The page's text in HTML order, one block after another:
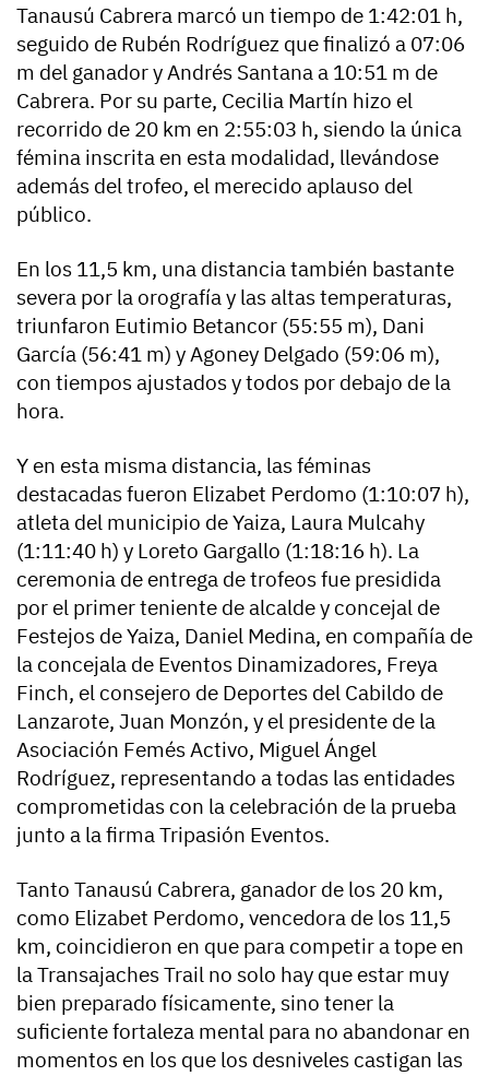
Tanausú Cabrera marcó un tiempo de 1:42:01 h,
seguido de Rubén Rodríguez que finalizó a 07:06
m del ganador y Andrés Santana a 10:51 m de
Cabrera. Por su parte, Cecilia Martín hizo el
recorrido de 20 km en 2:55:03 h, siendo la única
fémina inscrita en esta modalidad, llevándose
además del trofeo, el merecido aplauso del
público.
En los 11,5 km, una distancia también bastante
severa por la orografía y las altas temperaturas,
triunfaron Eutimio Betancor (55:55 m), Dani
García (56:41 m) y Agoney Delgado (59:06 m),
con tiempos ajustados y todos por debajo de la
hora.
Y en esta misma distancia, las féminas
destacadas fueron Elizabet Perdomo (1:10:07 h),
atleta del municipio de Yaiza, Laura Mulcahy
(1:11:40 h) y Loreto Gargallo (1:18:16 h). La
ceremonia de entrega de trofeos fue presidida
por el primer teniente de alcalde y concejal de
Festejos de Yaiza, Daniel Medina, en compañía de
la concejala de Eventos Dinamizadores, Freya
Finch, el consejero de Deportes del Cabildo de
Lanzarote, Juan Monzón, y el presidente de la
Asociación Femés Activo, Miguel Ángel
Rodríguez, representando a todas las entidades
comprometidas con la celebración de la prueba
junto a la firma Tripasión Eventos.
Tanto Tanausú Cabrera, ganador de los 20 km,
como Elizabet Perdomo, vencedora de los 11,5
km, coincidieron en que para competir a tope en
la Transajaches Trail no solo hay que estar muy
bien preparado físicamente, sino tener la
suficiente fortaleza mental para no abandonar en
momentos en los que los desniveles castigan las